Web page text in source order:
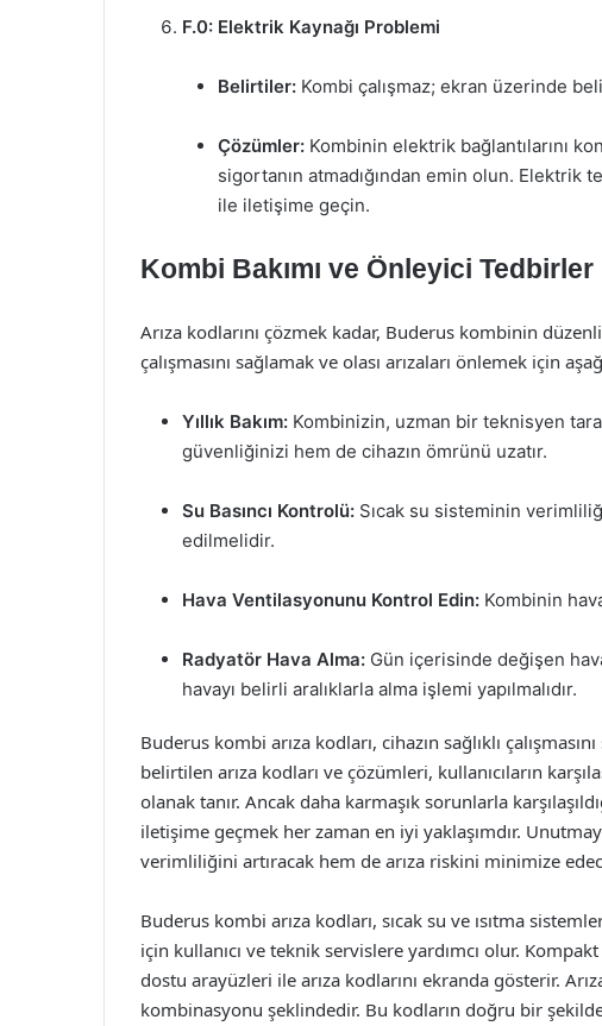
F.0: Elektrik Kaynağı Problemi
Belirtiler: Kombi çalışmaz; ekran üzerinde
Çözümler: Kombinin elektrik bağlantılarını
sigortanın atmadığından emin olun. Elektrik
ile iletişime geçin.
Kombi Bakımı ve Önleyici Tedbirler
Arıza kodlarını çözmek kadar, Buderus kombinin
çalışmasını sağlamak ve olası arızaları önlemek için
Yıllık Bakım: Kombinizin, uzman bir teknisyen
güvenliğinizi hem de cihazın ömrünü uzatır.
Su Basıncı Kontrolü: Sıcak su sisteminin
edilmelidir.
Hava Ventilasyonunu Kontrol Edin: Kombinin
Radyatör Hava Alma: Gün içerisinde değişen
havayı belirli aralıklarla alma işlemi yapılmalıdır.
Buderus kombi arıza kodları, cihazın sağlıklı
belirtilen arıza kodları ve çözümleri, kullanıcıların
olanak tanır. Ancak daha karmaşık sorunlarla
iletişime geçmek her zaman en iyi yaklaşımdır.
verimliliğini artıracak hem de arıza riskini minimize
Buderus kombi arıza kodları, sıcak su ve ısıtma
için kullanıcı ve teknik servislere yardımcı olur.
dostu arayüzleri ile arıza kodlarını ekranda gösterir.
kombinasyonu şeklindedir. Bu kodların doğru bir